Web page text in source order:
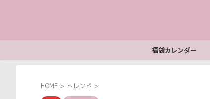
福袋カレンダー
HOME > トレンド >